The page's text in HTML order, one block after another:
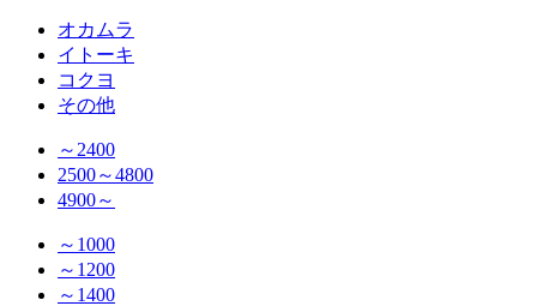
オカムラ
イトーキ
コクヨ
その他
～2400
2500～4800
4900～
～1000
～1200
～1400